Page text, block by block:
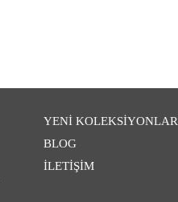
YENİ KOLEKSİYONLAR
BLOG
İLETİŞİM